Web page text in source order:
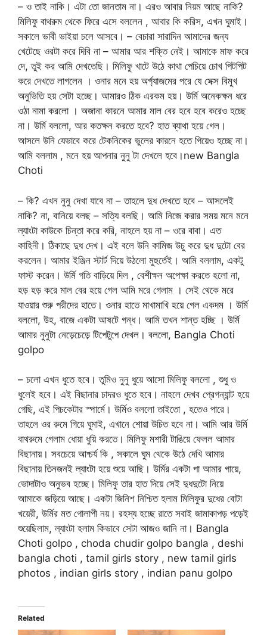
– ও তাই নাকি। এটা তো জানতাম না। এরও আবার নিয়ম আছে নাকি?
মিলিফু বাথরুম থেকে ফিরে এসে বললেন , আবার কি করিস, এখন ঘুমাই।
সকালে ভাবী ভাইয়া চলে আসবে। – বেচারা সারাদিন আমাদের জন্য
খেটেছে ওরটা করে দিবি না – আমার আর শক্তি নেই। আমাকে মাফ করে
দে, তুই কর আমি দেখতেছি। মিলিফু খাটে উঠে কাথা পেচিয়ে চোখ পিটপিট
করে দেখতে লাগলেন । ওনার মনে হয় অর্গ্যাজমের পরে যে সেক্স বিমুখ
অনুভিতি হয় সেটা হচ্ছে। আমারও ঠিক এরকম হয়। উর্মি অনেকক্ষন ধরে
ওঠা নামা করলো । অজানা কারনে আমার মাল বের হবে হবে করেও হচ্ছে
না। উর্মি বললো, আর কতক্ষন করতে হবে? হাত ব্যাথা হয়ে গেল।
আসলে উনি যেভাবে করে টেকনিকের ভুলের কারনে হতে গিয়েও হচ্ছে না।
আমি বললাম , মনে হয় আপনার নুনু টা দেখলে হবে।new Bangla
Choti
– কি? এখন নুনু দেখা যাবে না – তাহলে দুধ দেখতে হবে – আসলেই
নাকি? না, বানিয়ে বলছ – সত্যি বলছি। আমি নিজে করার সময় মনে মনে
ল্যাংটা কাউকে চিন্তা করে করি, নাহলে হয় না – ওরে বাবা। এত
কাহিনী। ঠিকাছে দুধ দেখ। এই বলে উনি কামিজ উচু করে দুধ দুটো বের
করলেন। আমার ইঞ্জিন স্টার্ট দিয়ে উঠলো মুহুর্তেই। আমি বললাম, একটু
ফাস্ট করেন। উর্মি গতি বাড়িয়ে দিল , বেশীক্ষন অপেক্ষা করতে হলো না,
হড় হড় করে মাল বের হয়ে গেল আমি মরে গেলাম । সেই থেকে মরে
যাওয়ার শুরু পরীদের হাতে। ওনার হাতে মাখামাখি হয়ে গেল একদম । উর্মি
বললো, উহ, বাজে একটা আষটে গন্ধ। আমি তখন শান্ত হচ্ছি । উর্মি
আমার নুনুটা নেড়েচেড়ে টিপেটুপে দেখল। বললো, Bangla Choti
golpo
– চলো এখন ধুতে হবে। তুমিও নুনু ধুয়ে আসো মিলিফু বললো , শুধু ও
ধুলেই হবে। এই বিছানার চাদরও ধুতে হবে। নাহলে দেখব প্রেগন্যান্ট হয়ে
গেছি, এই পিচকেটার স্পার্মে। উর্মিও বললো তাইতো , হতেও পারে।
তাহলে ওর রুমে গিয়ে ঘুমাই, এখানে শোয়া উচিত হবে না। আমি আর উর্মি
বাথরুমে গেলাম ধোয়া ধুয়ি করতে। মিলিফু মশারী টাঙিয়ে ফেলল আমার
বিছানায়। সবচেয়ে আশ্চর্য কি , সকালে ঘুম থেকে উঠে দেখি আমার
বিছানায় তিনজনই ল্যাংটা হয়ে শুয়ে আছি। উর্মির একটা পা আমার গায়ে,
ভোদাটাও অনুভব হচ্ছে। মিলিফু তার হাত দিয়ে সেই দুধদুটো নিয়ে
আমাকে জড়িয়ে আছে। একটা জিনিশ নিশ্চিত হলাম মিলিফুর দুধের বোটা
খয়েরী, উর্মির মত গোলাপী নয়। রহস্য হচ্ছে রাতে সবাই জামাকাপড় পড়েই
শুয়েছিলাম, ল্যাংটা হলাম কিভাবে সেটা আজও জানি না। Bangla
Choti golpo , choda chudir golpo bangla , deshi
bangla choti , tamil girls story , new tamil girls
photos , indian girls story , indian panu golpo
Related